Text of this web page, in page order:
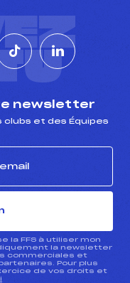
newsletter
clubs et des Équipes
la FFS à utiliser mon
la newsletter
commerciales et
Pour plus
de vos droits et